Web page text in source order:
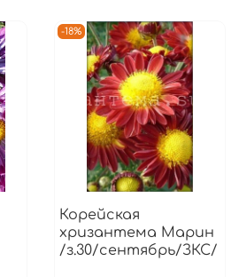
-18%
Корейская
хризантема Марин
/з.30/сентябрь/ЗКС/